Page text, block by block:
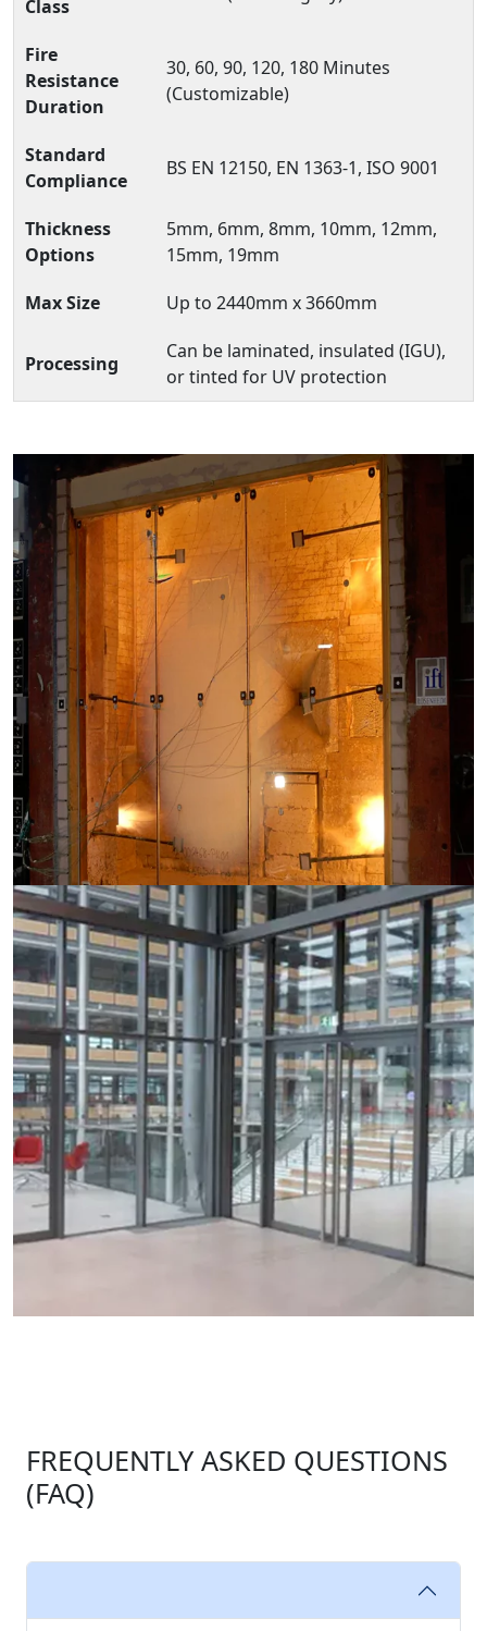
Class
Fire
Resistance
Duration
30, 60, 90, 120, 180 Minutes
(Customizable)
Standard
Compliance
BS EN 12150, EN 1363-1, ISO 9001
Thickness
Options
5mm, 6mm, 8mm, 10mm, 12mm,
15mm, 19mm
Max Size
Up to 2440mm x 3660mm
Processing
Can be laminated, insulated (IGU),
or tinted for UV protection
FREQUENTLY ASKED QUESTIONS
(FAQ)